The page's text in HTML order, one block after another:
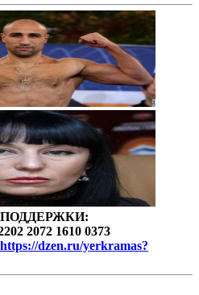
2072 1610 0373
https://dzen.ru/yerkramas?